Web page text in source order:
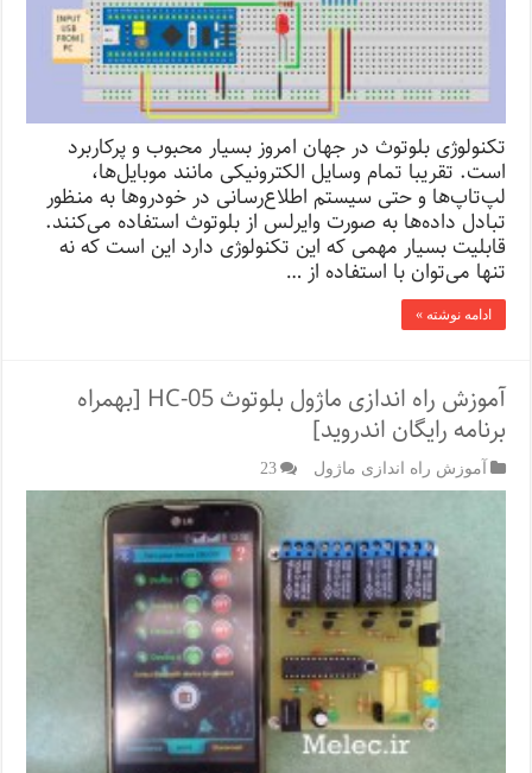
تکنولوژی بلوتوث در جهان امروز بسیار محبوب و پرکاربرد
است. تقریبا تمام وسایل الکترونیکی مانند موبایل‌ها،
لپ‌تاپ‌ها و حتی سیستم اطلاع‌رسانی در خودروها به منظور
تبادل داده‌ها به صورت وایرلس از بلوتوث استفاده می‌کنند.
قابلیت بسیار مهمی که این تکنولوژی دارد این است که نه
تنها می‌توان با استفاده از …
ادامه نوشته »
آموزش راه اندازی ماژول بلوتوث HC-05 [بهمراه
برنامه رایگان اندروید]
آموزش راه اندازی ماژول 23